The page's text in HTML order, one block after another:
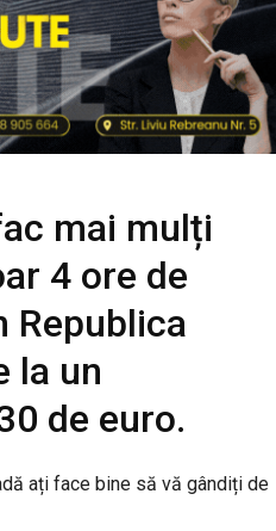
mai mulți
4 ore de
Republica
la un
de euro.
ați face bine să vă gândiți de